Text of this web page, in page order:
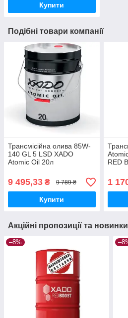
Купити
Подібні товари компанії
Трансмісійна олива 85W-
140 GL 5 LSD XADO
Atomic Oil 20л
9 495,33 ₴ 9 789 ₴
Купити
RED
1
Акційні пропозиції та новинки
–8%